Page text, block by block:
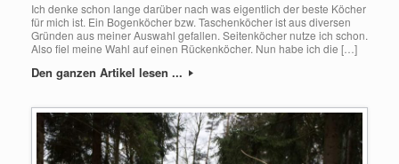
Ich denke schon lange darüber nach was eigentlich der beste Köcher
für mich ist. Ein Bogenköcher bzw. Taschenköcher ist aus diversen
Gründen aus meiner Auswahl gefallen. Seitenköcher nutze ich schon.
Also fiel meine Wahl auf einen Rückenköcher. Nun habe ich die […]
Den ganzen Artikel lesen ...